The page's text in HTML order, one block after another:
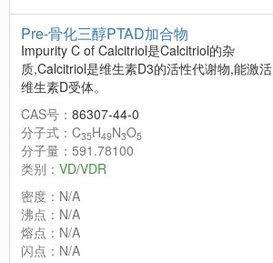
Pre-骨化三醇PTAD加合物
Impurity C of Calcitriol是Calcitriol的杂
质,Calcitriol是维生素D3的活性代谢物,能激活
维生素D受体。
CAS号： 86307-44-0
分子式：C35H49N3O5
分子量：591.78100
类别： VD/VDR
密度：N/A
沸点：N/A
熔点：N/A
闪点：N/A